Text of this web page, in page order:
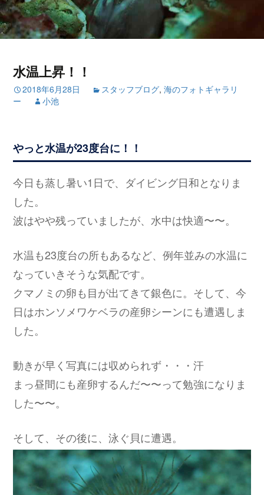
水温上昇！！
2018年6月28日 スタッフブログ,海のフォトギャラリ
ー
小池
やっと水温が23度台に！！
今日も蒸し暑い1日で、ダイビング日和となりま
した。
波はやや残っていましたが、水中は快適〜〜。
水温も23度台の所もあるなど、例年並みの水温に
なっていきそうな気配です。
クマノミの卵も目が出てきて銀色に。そして、今
日はホンソメワケベラの産卵シーンにも遭遇しま
した。
動きが早く写真には収められず・・・汗
まっ昼間にも産卵するんだ〜〜って勉強になりま
した〜〜。
そして、その後に、泳ぐ貝に遭遇。